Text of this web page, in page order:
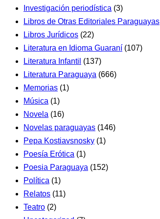
Investigación periodística (3)
Libros de Otras Editoriales Paraguayas
Libros Jurídicos (22)
Literatura en Idioma Guaraní (107)
Literatura Infantil (137)
Literatura Paraguaya (666)
Memorias (1)
Música (1)
Novela (16)
Novelas paraguayas (146)
Pepa Kostiavsnosky (1)
Poesía Erótica (1)
Poesia Paraguaya (152)
Política (1)
Relatos (11)
Teatro (2)